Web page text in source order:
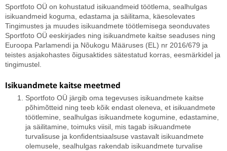
Sportfoto OÜ on kohustatud isikuandmeid töötlema, sealhulgas
isikuandmeid koguma, edastama ja säilitama, käesolevates
Tingimustes ja muudes isikuandmete töötlemisega seonduvates
Sportfoto OÜ eeskirjades ning isikuandmete kaitse seaduses ning
Euroopa Parlamendi ja Nõukogu Määruses (EL) nr 2016/679 ja
teistes asjakohastes õigusaktides sätestatud korras, eesmärkidel ja
tingimustel.
Isikuandmete kaitse meetmed
Sportfoto OÜ järgib oma tegevuses isikuandmete kaitse
põhimõtteid ning teeb kõik endast oleneva, et isikuandmete
töötlemine, sealhulgas isikuandmete kogumine, edastamine,
ja säilitamine, toimuks viisil, mis tagab isikuandmete
turvalisuse ja konfidentsiaalsuse vastavalt isikuandmete
olemusele, sealhulgas rakendab isikuandmete turvalise